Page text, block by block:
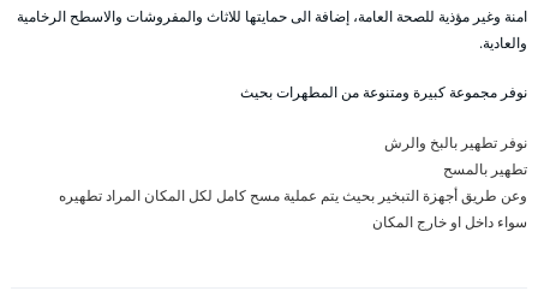
امنة وغير مؤذية للصحة العامة، إضافة الى حمايتها للاثاث والمفروشات والاسطح الرخامية
والعادية.
نوفر مجموعة كبيرة ومتنوعة من المطهرات بحيث
نوفر تطهير بالبخ والرش
تطهير بالمسح
وعن طريق أجهزة التبخير بحيث يتم عملية مسح كامل لكل المكان المراد تطهيره
سواء داخل او خارج المكان